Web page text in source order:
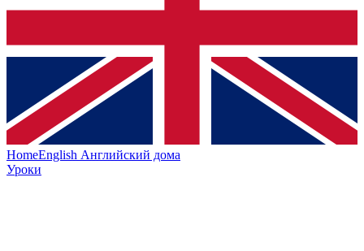
HomeEnglish Английский дома
Уроки